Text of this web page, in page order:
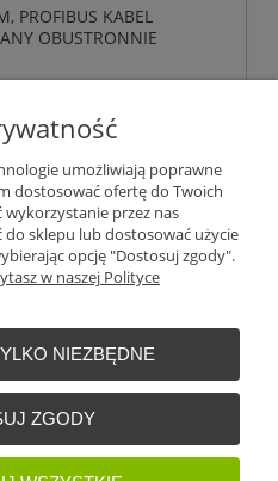
PROFIBUS KABEL
OBUSTRONNIE
M23, 12 POLOWY.,
dostawy
145,52 €
zakupów
konto
umożliwiają poprawne
dostosować ofertę do Twoich
przez nas
sklepu lub dostosować użycie
opcję "Dostosuj zgody".
w naszej Polityce
NIEZBĘDNE
ZGODY